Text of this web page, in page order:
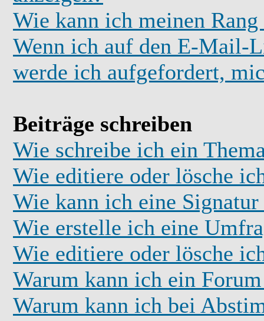
Wie kann ich meinen Rang
Wenn ich auf den E-Mail-
werde ich aufgefordert,
Beiträge schreiben
Wie schreibe ich ein
Wie editiere oder lösche
Wie kann ich eine Signatur
Wie erstelle ich eine
Wie editiere oder lösche
Warum kann ich ein
Warum kann ich bei